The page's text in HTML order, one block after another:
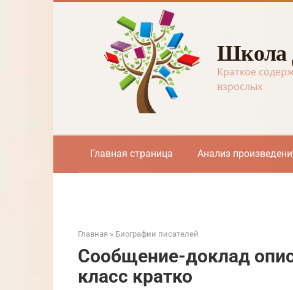
Школа
Краткое
взрослых
Главная страница Анализ
Главная » Биографии писателей
Сообщение-доклад
класс кратко